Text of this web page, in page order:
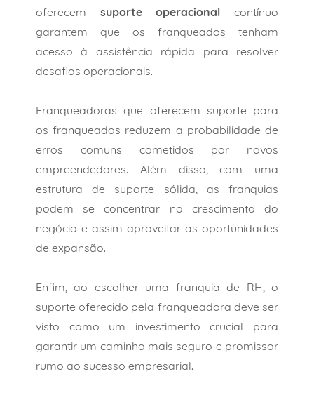
oferecem suporte operacional contínuo
garantem que os franqueados tenham
acesso à assistência rápida para resolver
desafios operacionais.
Franqueadoras que oferecem suporte para
os franqueados reduzem a probabilidade de
erros comuns cometidos por novos
empreendedores. Além disso, com uma
estrutura de suporte sólida, as franquias
podem se concentrar no crescimento do
negócio e assim aproveitar as oportunidades
de expansão.
Enfim, ao escolher uma franquia de RH, o
suporte oferecido pela franqueadora deve ser
visto como um investimento crucial para
garantir um caminho mais seguro e promissor
rumo ao sucesso empresarial.